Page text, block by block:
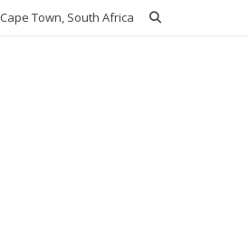
Cape Town, South Africa